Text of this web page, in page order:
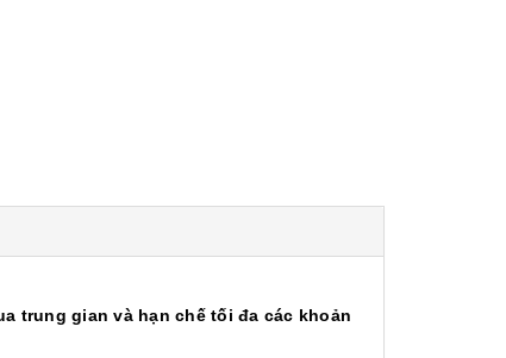
trung gian và hạn chế tối đa các khoản